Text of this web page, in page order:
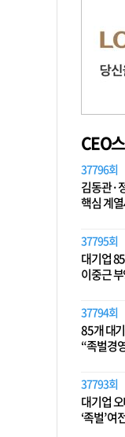
CEO
37796회
김동관·
핵심 계
37795회
대기업
이중근
37794회
85개 대
“족벌경
37793회
대기업
‘족벌’ 여